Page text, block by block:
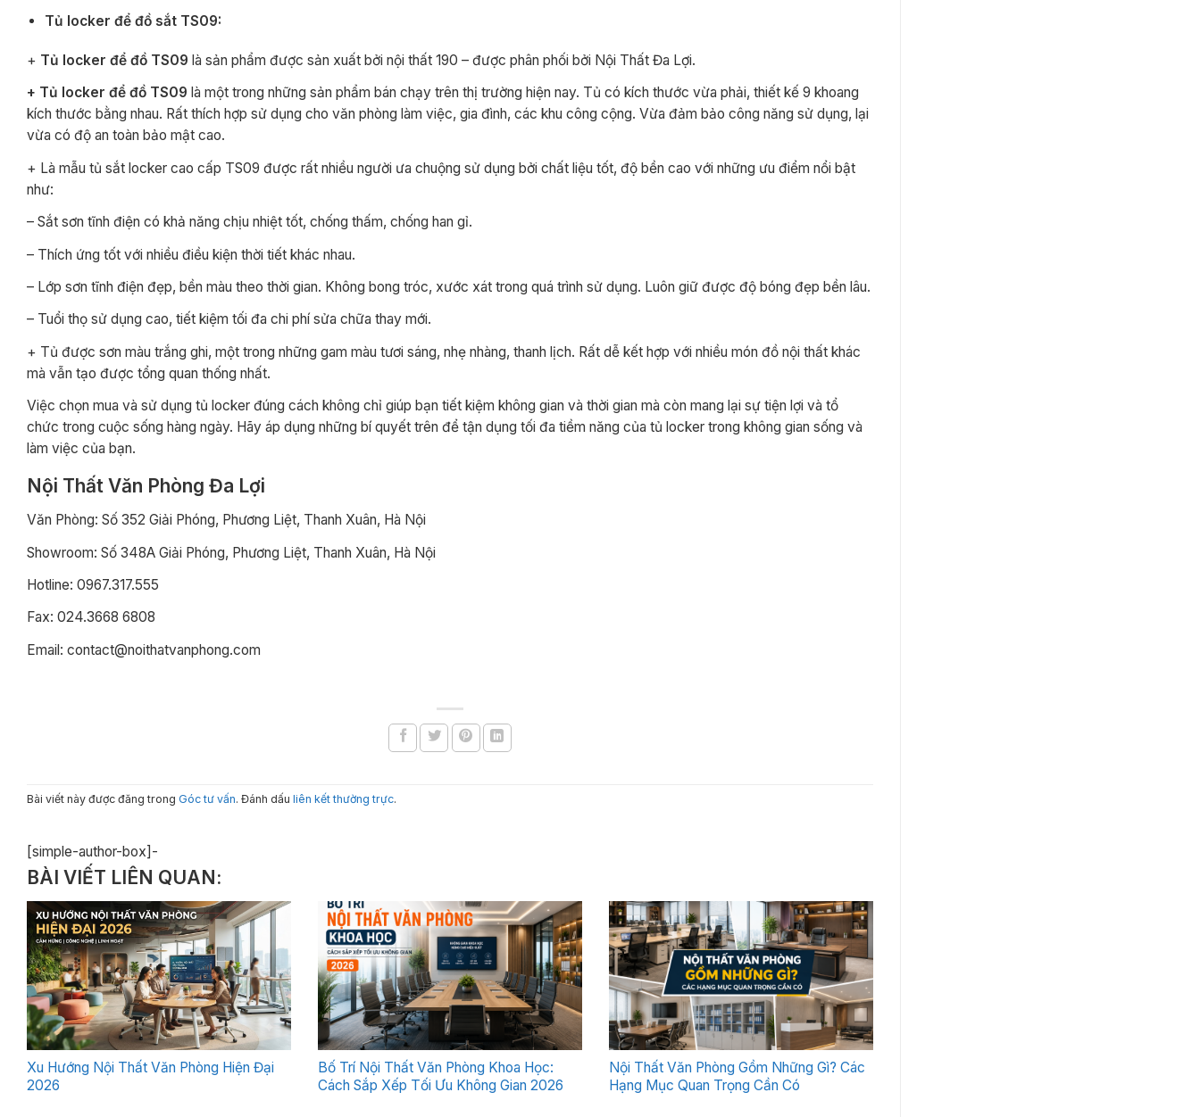
Tủ locker để đồ sắt TS09:
+ Tủ locker để đồ TS09 là sản phẩm được sản xuất bởi nội thất 190 – được phân phối bởi Nội Thất Đa Lợi.
+ Tủ locker để đồ TS09 là một trong những sản phẩm bán chạy trên thị trường hiện nay. Tủ có kích thước vừa phải, thiết kế 9 khoang
kích thước bằng nhau. Rất thích hợp sử dụng cho văn phòng làm việc, gia đình, các khu công cộng. Vừa đảm bảo công năng sử dụng, lại
vừa có độ an toàn bảo mật cao.
+ Là mẫu tủ sắt locker cao cấp TS09 được rất nhiều người ưa chuộng sử dụng bởi chất liệu tốt, độ bền cao với những ưu điểm nổi bật
như:
– Sắt sơn tĩnh điện có khả năng chịu nhiệt tốt, chống thấm, chống han gỉ.
– Thích ứng tốt với nhiều điều kiện thời tiết khác nhau.
– Lớp sơn tĩnh điện đẹp, bền màu theo thời gian. Không bong tróc, xước xát trong quá trình sử dụng. Luôn giữ được độ bóng đẹp bền lâu.
– Tuổi thọ sử dụng cao, tiết kiệm tối đa chi phí sửa chữa thay mới.
+ Tủ được sơn màu trắng ghi, một trong những gam màu tươi sáng, nhẹ nhàng, thanh lịch. Rất dễ kết hợp với nhiều món đồ nội thất khác
mà vẫn tạo được tổng quan thống nhất.
Việc chọn mua và sử dụng tủ locker đúng cách không chỉ giúp bạn tiết kiệm không gian và thời gian mà còn mang lại sự tiện lợi và tổ
chức trong cuộc sống hàng ngày. Hãy áp dụng những bí quyết trên để tận dụng tối đa tiềm năng của tủ locker trong không gian sống và
làm việc của bạn.
Nội Thất Văn Phòng Đa Lợi
Văn Phòng: Số 352 Giải Phóng, Phương Liệt, Thanh Xuân, Hà Nội
Showroom: Số 348A Giải Phóng, Phương Liệt, Thanh Xuân, Hà Nội
Hotline: 0967.317.555
Fax: 024.3668 6808
Email: contact@noithatvanphong.com
Bài viết này được đăng trong Góc tư vấn. Đánh dấu liên kết thường trực.
[simple-author-box]-
BÀI VIẾT LIÊN QUAN:
Xu Hướng Nội Thất Văn Phòng Hiện Đại
2026
Bố Trí Nội Thất Văn Phòng Khoa Học:
Cách Sắp Xếp Tối Ưu Không Gian 2026
Nội Thất Văn Phòng Gồm Những Gì? Các
Hạng Mục Quan Trọng Cần Có